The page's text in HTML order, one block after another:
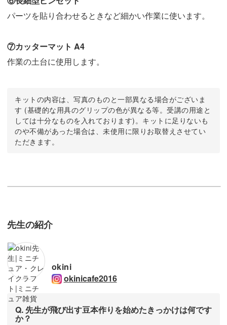
パーツを貼り合わせるときなど細かい作業に使います。
⑦カッターマット A4
作業の土台に使用します。
キットの内容は、写真のものと一部異なる場合がございま
す (基礎的な用具のグリップの色が異なる等。受講の用途と
しては十分なものを入れております)。キットに足りないも
のや不備があった場合は、未使用に限りお取替えさせてい
ただきます。
先生の紹介
okini
okinicafe2016
Q. 先生が飛び出す豆本作りを始めたきっかけは何です
か？